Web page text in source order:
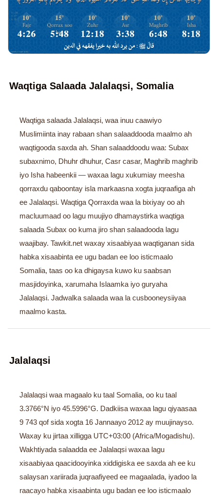
Waqtiga Salaada Jalalaqsi, Somalia
Waqtiga salaada Jalalaqsi, waa inuu caawiyo
Muslimiinta inay rabaan shan salaaddooda maalmo ah
waqtigooda saxda ah. Shan salaaddoodu waa: Subax
subaxnimo, Dhuhr dhuhur, Casr casar, Maghrib maghrib
iyo Isha habeenkii — waxaa lagu xukumiay meesha
qorraxdu qaboontay isla markaasna xogta juqraafiga ah
ee Jalalaqsi. Waqtiga Qorraxda waa la bixiyay oo ah
macluumaad oo lagu muujiyo dhamaystirka waqtiga
salaada Subax oo kuma jiro shan salaadooda lagu
waajibay. Tawkit.net waxay xisaabiyaa waqtiganan sida
habka xisaabinta ee ugu badan ee loo isticmaalo
Somalia, taas oo ka dhigaysa kuwo ku saabsan
masjidoyinka, xarumaha Islaamka iyo guryaha
Jalalaqsi. Jadwalka salaada waa la cusbooneysiiyaa
maalmo kasta.
Jalalaqsi
Jalalaqsi waa magaalo ku taal Somalia, oo ku taal
3.3766°N iyo 45.5996°G. Dadkiisa waxaa lagu qiyaasaa
9 743 qof sida xogta 16 Jannaayo 2012 ay muujinayso.
Waxay ku jirtaa xilligga UTC+03:00 (Africa/Mogadishu).
Wakhtiyada salaadda ee Jalalaqsi waxaa lagu
xisaabiyaa qaacidooyinka xiddigiska ee saxda ah ee ku
salaysan xariirada juqraafiyeed ee magaalada, iyadoo la
raacayo habka xisaabinta ugu badan ee loo isticmaalo